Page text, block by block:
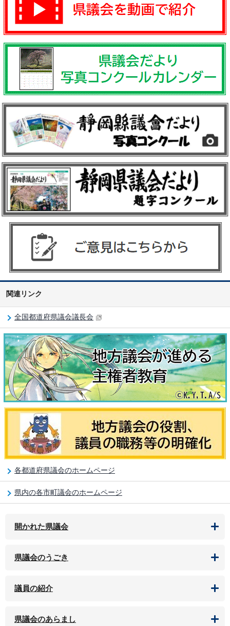
関連リンク
全国都道府県議会議長会
各都道府県議会のホームページ
県内の各市町議会のホームページ
開かれた県議会
県議会のうごき
議員の紹介
県議会のあらまし